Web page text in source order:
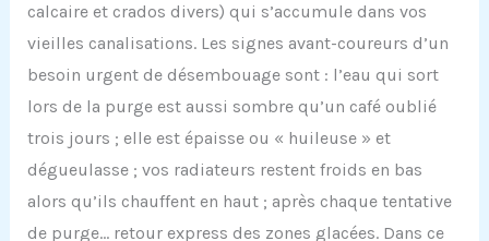
calcaire et crados divers) qui s’accumule dans vos
vieilles canalisations. Les signes avant-coureurs d’un
besoin urgent de désembouage sont : l’eau qui sort
lors de la purge est aussi sombre qu’un café oublié
trois jours ; elle est épaisse ou « huileuse » et
dégueulasse ; vos radiateurs restent froids en bas
alors qu’ils chauffent en haut ; après chaque tentative
de purge… retour express des zones glacées. Dans ce